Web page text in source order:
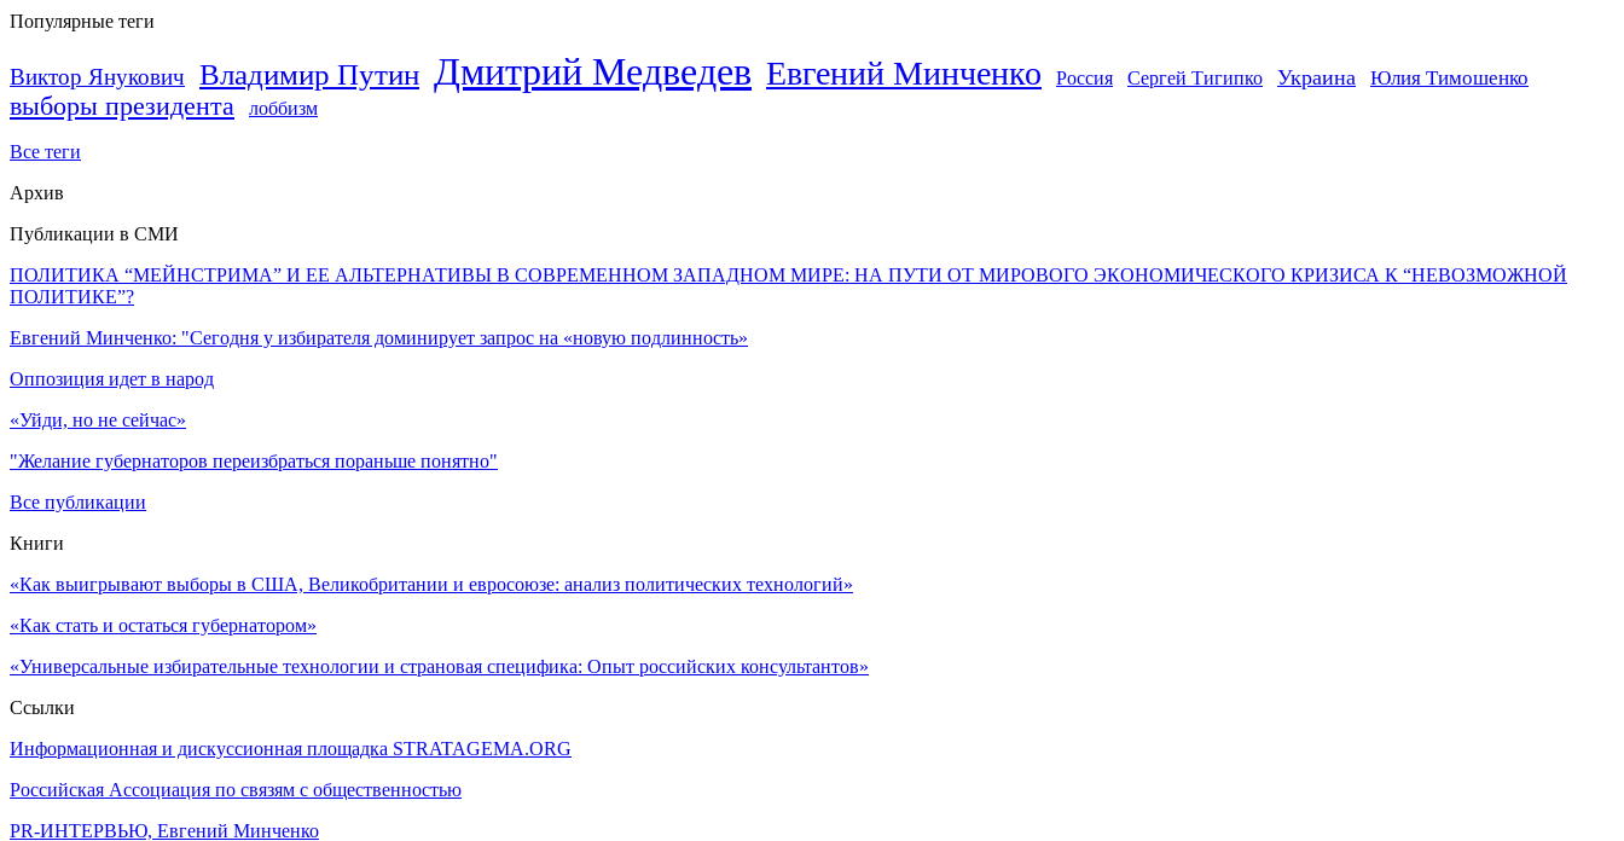
Популярные теги
Виктор Янукович Владимир Путин Дмитрий Медведев Евгений Минченко Россия Сергей Тигипко Украина Юлия Тимошенко
выборы президента лоббизм
Все теги
Архив
Публикации в СМИ
ПОЛИТИКА “МЕЙНСТРИМА” И ЕЕ АЛЬТЕРНАТИВЫ В СОВРЕМЕННОМ ЗАПАДНОМ МИРЕ: НА ПУТИ ОТ МИРОВОГО ЭКОНОМИЧЕСКОГО КРИЗИСА К “НЕВОЗМОЖНОЙ
ПОЛИТИКЕ”?
Евгений Минченко: "Сегодня у избирателя доминирует запрос на «новую подлинность»
Оппозиция идет в народ
«Уйди, но не сейчас»
"Желание губернаторов переизбраться пораньше понятно"
Все публикации
Книги
«Как выигрывают выборы в США, Великобритании и евросоюзе: анализ политических технологий»
«Как стать и остаться губернатором»
«Универсальные избирательные технологии и страновая специфика: Опыт российских консультантов»
Ссылки
Информационная и дискуссионная площадка STRATAGEMA.ORG
Российская Ассоциация по связям с общественностью
PR-ИНТЕРВЬЮ, Евгений Минченко